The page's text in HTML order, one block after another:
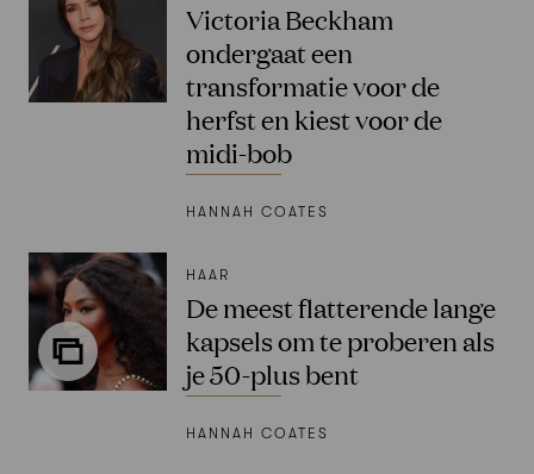
Victoria Beckham
ondergaat een
transformatie voor de
herfst en kiest voor de
midi-bob
HANNAH COATES
HAAR
De meest flatterende lange
kapsels om te proberen als
je 50-plus bent
HANNAH COATES